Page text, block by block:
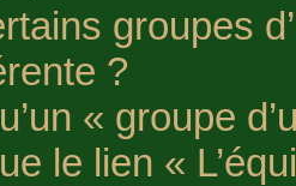
groupes
?
« groupe
le lien «